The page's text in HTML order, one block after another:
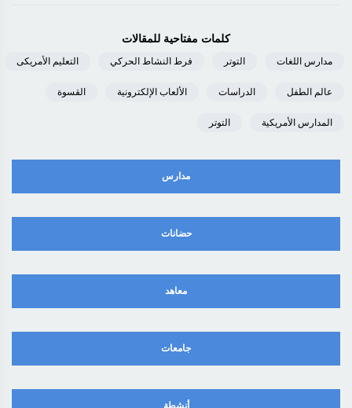
كلمات مفتاحية للمقالات
مدارس اللغات التوتر فرط النشاط الحركي التعليم الأمريكى
عالم الطفل الدراسات الألعاب الإلكترونية القسوة
المدارس الأمريكية التوتر
مدارس
حضانات
معاهد
جامعات
أنشطة